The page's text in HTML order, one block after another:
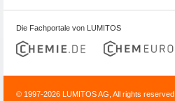
Die Fachportale von LUMITOS
© 1997-2026 LUMITOS AG, All rights reserved